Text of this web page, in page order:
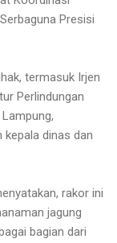
Presisi
termasuk Irjen
Perlindungan
dinas dan
rakor ini
jagung
bagian dari